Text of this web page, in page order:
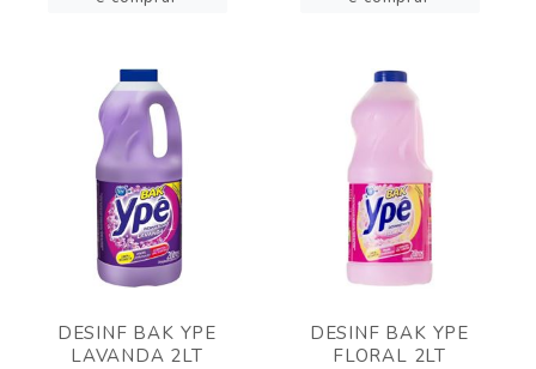
DESINF BAK YPE
LAVANDA 2LT
DESINF BAK YPE
FLORAL 2LT